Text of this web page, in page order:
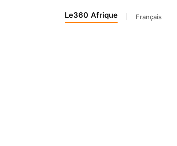
Le360 Afrique Français